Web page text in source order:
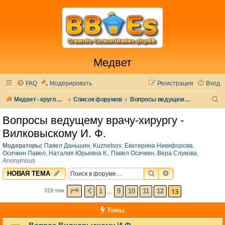
Медвет
FAQ Модерировать Вход
Регистрация
Медвет - круглосуточная ветеринарная клиника в Москве Список форумов Вопросы ведущему врачу-хирургу - Вилковыскому И. Ф.
Вопросы ведущему врачу-хирургу -
Вилковыскому И. Ф.
Модераторы: Павел Даньшин, Kuznetsov, Екатерина Никифорова,
Осичкин Павел, Наталия Юрьевна К., Павел Осичкин, Вера Слукова,
Anonymous
НОВАЯ ТЕМА ПОИСКРАСШИРЕННЫЙ
319 тем СТРАНИЦА 13 ИЗ 13
ПРЕД.
1 9 10 11 12 13
Темы